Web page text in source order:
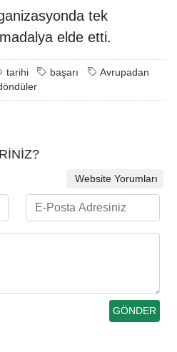
tek
elde etti.
tarihi başarı
Avrupadan
Website Yorumları